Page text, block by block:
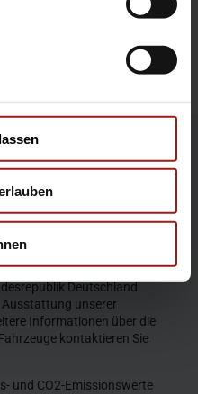
Abbildungen enthalten
die nicht zum
Wir behalten
den wirklichen Farbton nur
gegen
Deutschland
Ausstattung unserer
Informationen über die
kontaktieren Sie
und CO2-Emissionswerte